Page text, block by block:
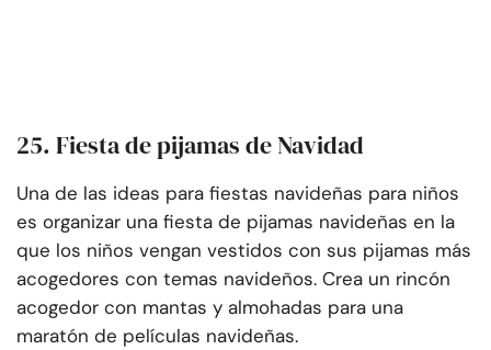
25. Fiesta de pijamas de Navidad
Una de las ideas para fiestas navideñas para niños
es organizar una fiesta de pijamas navideñas en la
que los niños vengan vestidos con sus pijamas más
acogedores con temas navideños. Crea un rincón
acogedor con mantas y almohadas para una
maratón de películas navideñas.